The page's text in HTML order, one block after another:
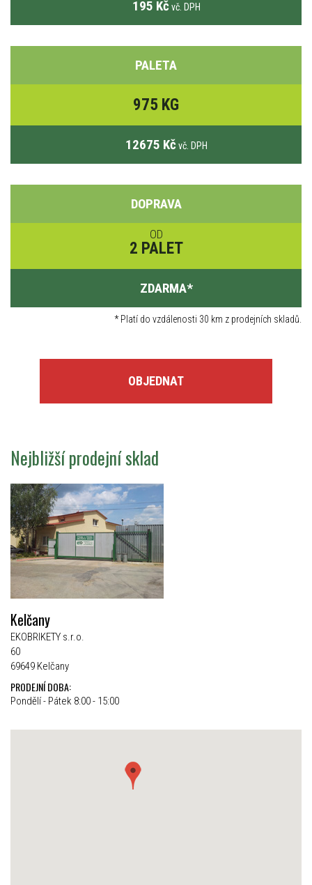
195 Kč vč. DPH
PALETA
975 KG
12675 Kč vč. DPH
DOPRAVA
OD
2 PALET
ZDARMA*
*Platí do vzdálenosti 30 km z prodejních skladů.
OBJEDNAT
Nejbližší prodejní sklad
Kelčany
EKOBRIKETY s.r.o.
60
69649 Kelčany
PRODEJNÍ DOBA:
Pondělí - Pátek 8:00 - 15:00